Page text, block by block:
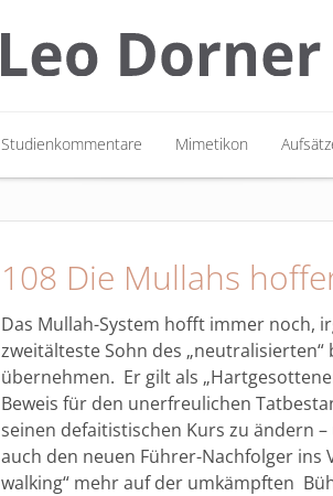
Studienkommentare Mimetikon
108 Die Mullahs
Das Mullah-System hofft immer noch,
zweitälteste Sohn des
übernehmen. Er gilt als
Beweis für den unerfreulichen
seinen defaitistischen Kurs zu ändern
auch den neuen Führer-Nachfolger ins
walking“ mehr auf der umkämpften